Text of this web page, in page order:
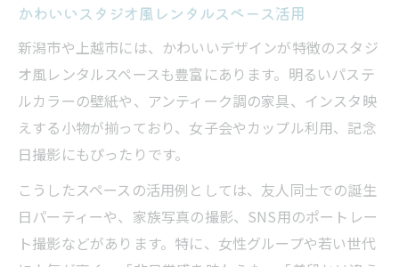
かわいいスタジオ風レンタルスペース活用
新潟市や上越市には、かわいいデザインが特徴のスタジ
オ風レンタルスペースも豊富にあります。明るいパステ
ルカラーの壁紙や、アンティーク調の家具、インスタ映
えする小物が揃っており、女子会やカップル利用、記念
日撮影にもぴったりです。
こうしたスペースの活用例としては、友人同士での誕生
日パーティーや、家族写真の撮影、SNS用のポートレー
ト撮影などがあります。特に、女性グループや若い世代